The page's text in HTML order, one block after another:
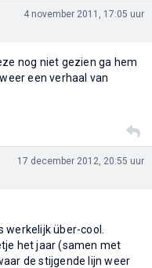
4 november 2011, 17:05 uur
nog niet gezien ga hem
een verhaal van
17 december 2012, 20:55 uur
über-cool.
het jaar (samen met
de stijgende lijn weer